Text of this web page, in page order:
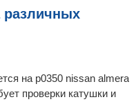
различных
на p0350 nissan almera
проверки катушки и